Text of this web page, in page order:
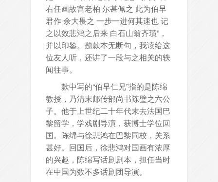
右任画故宫老柏 尔甚佩之 此为伯早
君作 余大畏之 一步一进何其速也 记
之以效悲鸿之后来 白石山翁齐璜”，
并以印鉴。题款本无断句，我读给这
位友人听，还讲了一段与之相关的轶
闻往事。
款中写的“伯早仁兄”指的是陈绵
教授，乃清末邮传部尚书陈璧之六公
子。他于上世纪二十年代末去法国巴
黎留学，学戏剧导演，获博士学位回
国。陈绵与徐悲鸿在巴黎同校，关系
甚好。回国后，徐悲鸿对国画有浓厚
的兴趣，陈绵写话剧剧本，担任当时
在中国为数不多话剧团导演。